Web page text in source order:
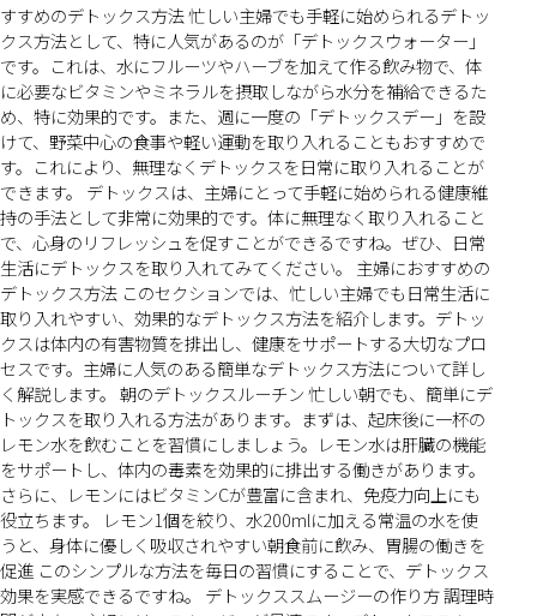
すすめのデトックス方法 忙しい主婦でも手軽に始められるデトッ
クス方法として、特に人気があるのが「デトックスウォーター」
です。これは、水にフルーツやハーブを加えて作る飲み物で、体
に必要なビタミンやミネラルを摂取しながら水分を補給できるた
め、特に効果的です。また、週に一度の「デトックスデー」を設
けて、野菜中心の食事や軽い運動を取り入れることもおすすめで
す。これにより、無理なくデトックスを日常に取り入れることが
できます。 デトックスは、主婦にとって手軽に始められる健康維
持の手法として非常に効果的です。体に無理なく取り入れること
で、心身のリフレッシュを促すことができるですね。ぜひ、日常
生活にデトックスを取り入れてみてください。 主婦におすすめの
デトックス方法 このセクションでは、忙しい主婦でも日常生活に
取り入れやすい、効果的なデトックス方法を紹介します。デトッ
クスは体内の有害物質を排出し、健康をサポートする大切なプロ
セスです。主婦に人気のある簡単なデトックス方法について詳し
く解説します。 朝のデトックスルーチン 忙しい朝でも、簡単にデ
トックスを取り入れる方法があります。まずは、起床後に一杯の
レモン水を飲むことを習慣にしましょう。レモン水は肝臓の機能
をサポートし、体内の毒素を効果的に排出する働きがあります。
さらに、レモンにはビタミンCが豊富に含まれ、免疫力向上にも
役立ちます。 レモン1個を絞り、水200mlに加える常温の水を使
うと、身体に優しく吸収されやすい朝食前に飲み、胃腸の働きを
促進 このシンプルな方法を毎日の習慣にすることで、デトックス
効果を実感できるですね。 デトックススムージーの作り方 調理時